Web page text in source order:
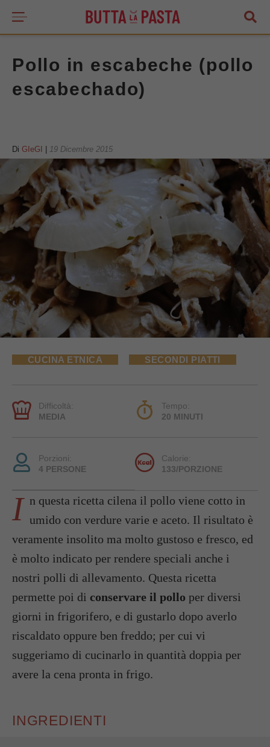
Pollo in escabeche (pollo
escabechado)
Di GIeGI 19 Dicembre 2015
CUCINA ETNICA SECONDI PIATTI
Difficoltà:
MEDIA
Tempo:
20 MINUTI
Porzioni:
4 PERSONE
Calorie:
133/PORZIONE
I n questa ricetta cilena il pollo viene cotto in
umido con verdure varie e aceto. Il risultato è
veramente insolito ma molto gustoso e fresco, ed
è molto indicato per rendere speciali anche i
nostri polli di allevamento. Questa ricetta
permette poi di conservare il pollo per diversi
giorni in frigorifero, e di gustarlo dopo averlo
riscaldato oppure ben freddo; per cui vi
suggeriamo di cucinarlo in quantità doppia per
avere la cena pronta in frigo.
INGREDIENTI